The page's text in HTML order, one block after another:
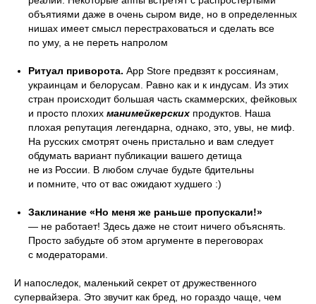
объятиями даже в очень сыром виде, но в определенных
нишах имеет смысл перестраховаться и сделать все
по уму, а не переть напролом
Ритуал приворота. App Store предвзят к россиянам,
украинцам и белорусам. Равно как и к индусам. Из этих
стран происходит большая часть скаммерских, фейковых
и просто плохих манимейкерских продуктов. Наша
плохая репутация легендарна, однако, это, увы, не миф.
На русских смотрят очень пристально и вам следует
обдумать вариант публикации вашего детища
не из России. В любом случае будьте бдительны
и помните, что от вас ожидают худшего :)
Заклинание «Но меня же раньше пропускали!»
— не работает! Здесь даже не стоит ничего объяснять.
Просто забудьте об этом аргументе в переговорах
с модераторами.
И напоследок, маленький секрет от дружественного
супервайзера. Это звучит как бред, но гораздо чаще, чем